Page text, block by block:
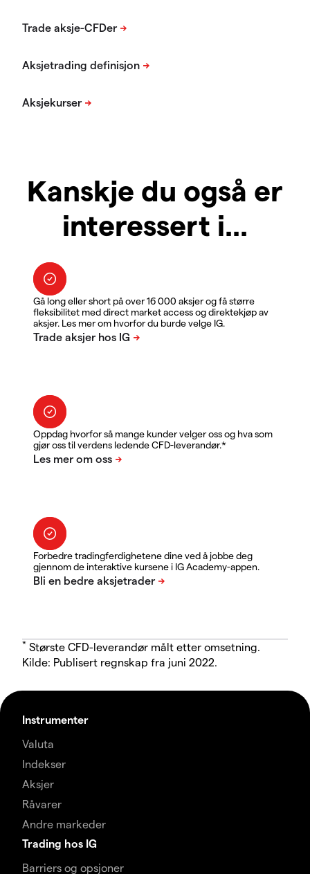
Kanskje du også er
interessert i...
Gå long eller short på over 16 000 aksjer og få større
fleksibilitet med direct market access og direktekjøp av
aksjer. Les mer om hvorfor du burde velge IG.
Oppdag hvorfor så mange kunder velger oss og hva som
gjør oss til verdens ledende CFD-leverandør.*
Forbedre tradingferdighetene dine ved å jobbe deg
gjennom de interaktive kursene i IG Academy-appen.
* Største CFD-leverandør målt etter omsetning.
Kilde: Publisert regnskap fra juni 2022.
Instrumenter
Valuta
Indekser
Aksjer
Råvarer
Andre markeder
Trading hos IG
Barriers og opsjoner